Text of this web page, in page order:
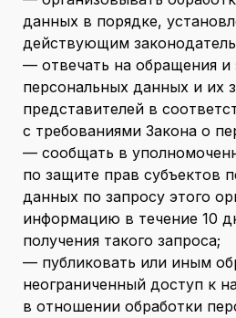
данных в порядке,
действующим
— отвечать на обращения и
персональных данных и их
представителей в
с требованиями Закона о
— сообщать в
по защите прав субъектов
данных по запросу этого
информацию в течение 10
получения такого запроса;
— публиковать или иным
неограниченный доступ к
в отношении обработки